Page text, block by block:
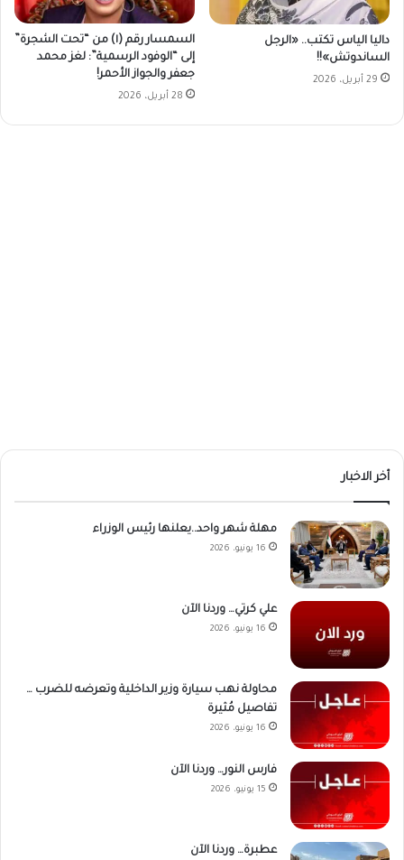
داليا الياس تكتب.. «الرجل
الساندوتش»!!
29 أبريل، 2026
السمسار رقم (١) من “تحت الشجرة”
إلى “الوفود الرسمية”: لغز محمد
جعفر والجواز الأحمر!
28 أبريل، 2026
أخر الاخبار
مهلة شهر واحد..يعلنها رئيس الوزراء
16 يونيو، 2026
علي كرتي… وردنا الآن
16 يونيو، 2026
محاولة نهب سيارة وزير الداخلية وتعرضه للضرب …
تفاصيل مُثيرة
16 يونيو، 2026
فارس النور… وردنا الآن
15 يونيو، 2026
عطبرة… وردنا الآن